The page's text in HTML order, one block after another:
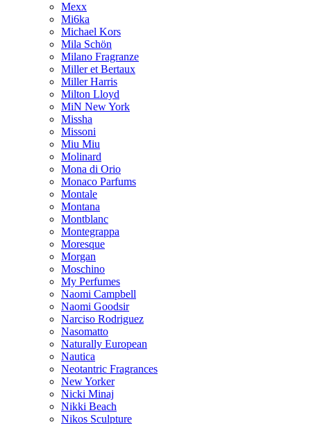
Mexx
Mi6ka
Michael Kors
Mila Schön
Milano Fragranze
Miller et Bertaux
Miller Harris
Milton Lloyd
MiN New York
Missha
Missoni
Miu Miu
Molinard
Mona di Orio
Monaco Parfums
Montale
Montana
Montblanc
Montegrappa
Moresque
Morgan
Moschino
My Perfumes
Naomi Campbell
Naomi Goodsir
Narciso Rodriguez
Nasomatto
Naturally European
Nautica
Neotantric Fragrances
New Yorker
Nicki Minaj
Nikki Beach
Nikos Sculpture